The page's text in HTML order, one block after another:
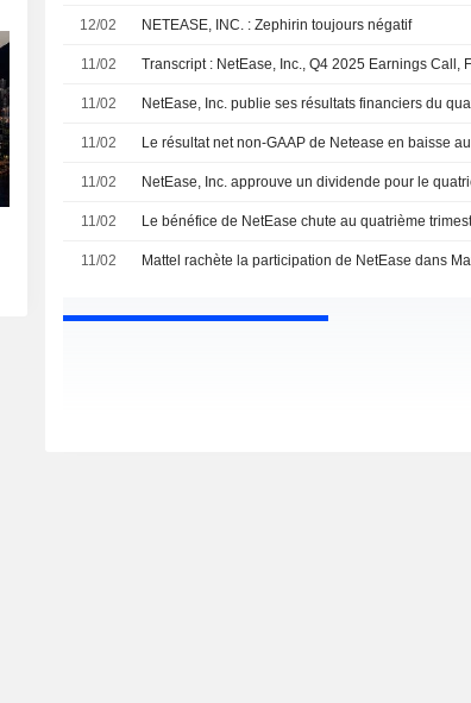
12/02 NETEASE, INC. : Zephirin toujours négatif
11/02 Transcript : NetEase, Inc., Q4 2025 Earnings Call,
11/02
11/02
11/02
11/02 Le bénéfice de NetEase chute au quatrième
11/02